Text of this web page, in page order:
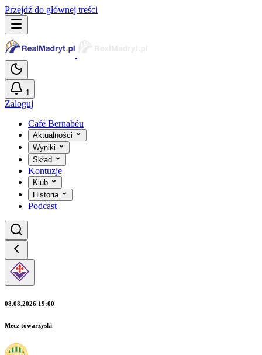
Przejdź do głównej treści
1
Zaloguj
Café Bernabéu
Aktualności
Wyniki
Skład
Kontuzje
Klub
Historia
Podcast
08.08.2026 19:00
Mecz towarzyski